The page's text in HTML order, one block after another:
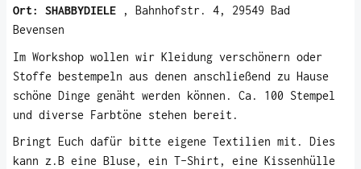
Ort:
SHABBYDIELE , Bahnhofstr. 4, 29549 Bad
Bevensen
Im Workshop wollen wir Kleidung verschönern oder
Stoffe bestempeln aus denen anschließend zu Hause
schöne Dinge genäht werden können. Ca. 100 Stempel
und diverse Farbtöne stehen bereit.
Bringt Euch dafür bitte eigene Textilien mit. Dies
kann z.B eine Bluse, ein T-Shirt, eine Kissenhülle